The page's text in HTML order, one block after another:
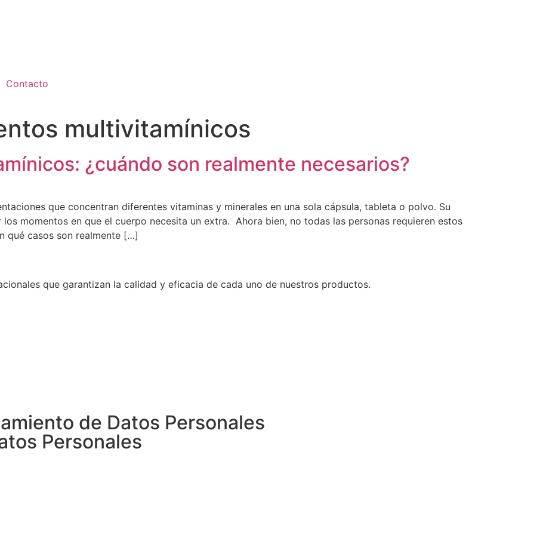
Contacto
multivitamínicos
¿cuándo son realmente necesarios?
que concentran diferentes vitaminas y minerales en una sola cápsula, tableta o polvo. Su
momentos en que el cuerpo necesita un extra. Ahora bien, no todas las personas requieren estos
qué casos son realmente […]
que garantizan la calidad y eficacia de cada uno de nuestros productos.
de Datos Personales
Personales